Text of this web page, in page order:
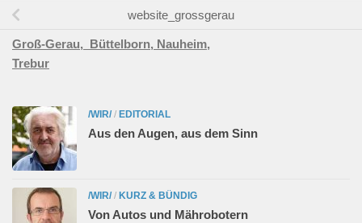
website_grossgerau
Groß-Gerau, Büttelborn, Nauheim,
Trebur
/WIR/ / EDITORIAL
Aus den Augen, aus dem Sinn
/WIR/ / KURZ & BÜNDIG
Von Autos und Mährobotern